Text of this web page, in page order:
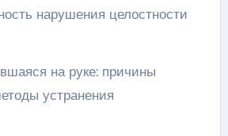
нарушения целостности